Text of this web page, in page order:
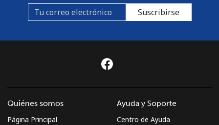
Suscribirse
Quiénes somos
Página Principal
Ayuda y Soporte
Centro de Ayuda